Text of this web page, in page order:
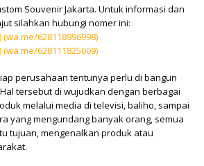
Souvenir Jakarta. Untuk informasi dan
silahkan hubungi nomer ini:
(wa.me/628118996998)
(wa.me/628111825009)
perusahaan tentunya perlu di bangun
tersebut di wujudkan dengan berbagai
melalui media di televisi, baliho, sampai
yang mengundang banyak orang, semua
tujuan, mengenalkan produk atau